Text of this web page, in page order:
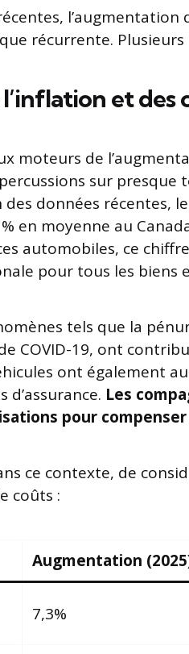
récurrente.
et des
moteurs de
sur presque
des données récentes,
en moyenne au
automobiles, ce
pour tous les biens
tels que la
COVID-19, ont
ont également
d’assurance. Les
pour
ce contexte, de
coûts :
Augmentation
7,3%